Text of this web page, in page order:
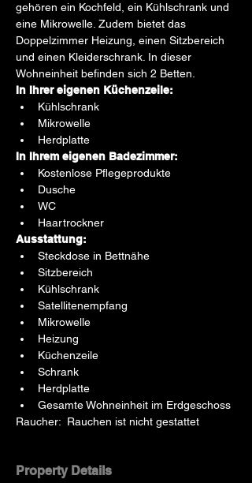
gehören ein Kochfeld, ein Kühlschrank und
eine Mikrowelle. Zudem bietet das
Doppelzimmer Heizung, einen Sitzbereich
und einen Kleiderschrank. In dieser
Wohneinheit befinden sich 2 Betten.
In Ihrer eigenen Küchenzeile:
Kühlschrank
Mikrowelle
Herdplatte
In Ihrem eigenen Badezimmer:
Kostenlose Pflegeprodukte
Dusche
WC
Haartrockner
Ausstattung:
Steckdose in Bettnähe
Sitzbereich
Kühlschrank
Satellitenempfang
Mikrowelle
Heizung
Küchenzeile
Schrank
Herdplatte
Gesamte Wohneinheit im Erdgeschoss
Raucher:  Rauchen ist nicht gestattet
Property Details